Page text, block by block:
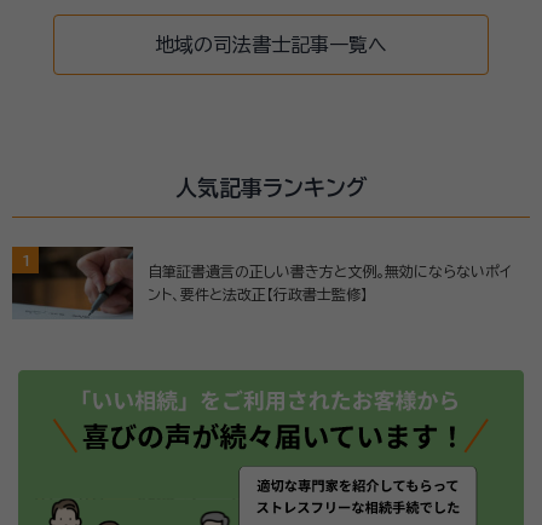
地域の司法書士記事一覧へ
人気記事ランキング
1
自筆証書遺言の正しい書き方と文例。無効にならないポイ
ント、要件と法改正【行政書士監修】